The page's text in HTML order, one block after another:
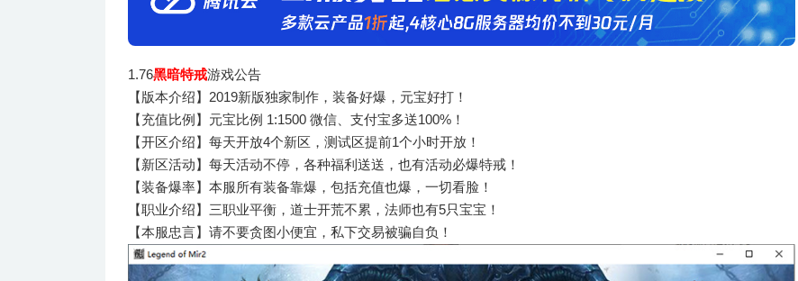
1.76黑暗特戒游戏公告
【版本介绍】2019新版独家制作，装备好爆，元宝好打！
【充值比例】元宝比例 1:1500 微信、支付宝多送100%！
【开区介绍】每天开放4个新区，测试区提前1个小时开放！
【新区活动】每天活动不停，各种福利送送，也有活动必爆特戒！
【装备爆率】本服所有装备靠爆，包括充值也爆，一切看脸！
【职业介绍】三职业平衡，道士开荒不累，法师也有5只宝宝！
【本服忠言】请不要贪图小便宜，私下交易被骗自负！